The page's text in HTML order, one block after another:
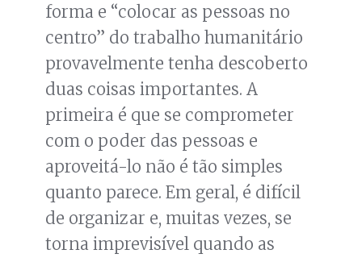
forma e “colocar as pessoas no
centro” do trabalho humanitário
provavelmente tenha descoberto
duas coisas importantes. A
primeira é que se comprometer
com o poder das pessoas e
aproveitá-lo não é tão simples
quanto parece. Em geral, é difícil
de organizar e, muitas vezes, se
torna imprevisível quando as